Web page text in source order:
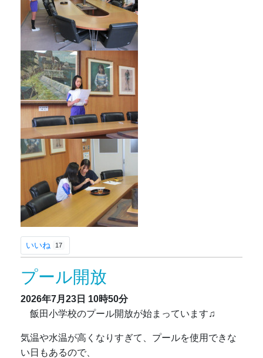
いいね 17
プール開放
2026年7月23日 10時50分
飯田小学校のプール開放が始まっています♫
気温や水温が高くなりすぎて、プールを使用できな
い日もあるので、